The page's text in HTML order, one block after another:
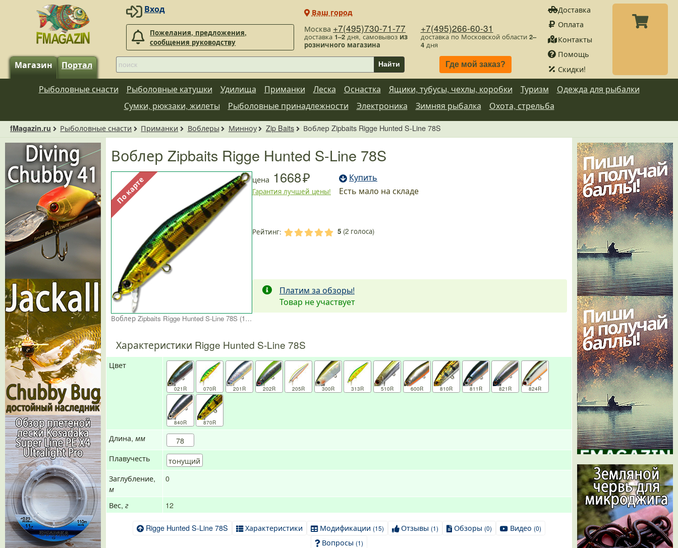
Вход
Пожелания, предложения,
сообщения руководству
Доставка
Оплата
Контакты
Помощь
Скидки!
Москва +7(495)730-71-77
доставка 1–2дня, самовывоз из
розничного магазина
+7(495)266-60-31
доставка по Московской области 2–
4дня
Ваш город
Где мой заказ?
Магазин Портал Найти
Рыболовные снасти Рыболовные катушки Удилища Приманки Леска Оснастка Ящики, тубусы, чехлы, коробки Туризм
Одежда для рыбалки
Сумки, рюкзаки, жилеты
Рыболовные принадлежности Электроника Зимняя рыбалка Охота, стрельба
fMagazin.ru Рыболовные снасти Приманки Воблеры Минноу Zip Baits Воблер Zipbaits Rigge Hunted S-Line 78S
Воблер Zipbaits Rigge Hunted S-Line 78S
По карте
Воблер Zipbaits Rigge Hunted S-Line 78S (12,0г) 870R
цена 1668
Гарантия лучшей цены!
Купить
Есть мало на складе
Рейтинг: 5(2голоса)
Платим за обзоры!
Товар не участвует
Характеристики Rigge Hunted S-Line 78S
Цвет
021R 070R 201R 202R 205R 300R 313R 510R 600R 810R 811R 821R 824R
840R 870R
Длина, мм
78
Плавучесть
тонущий
Заглубление,
м
0
Вес, г 12
Rigge Hunted S-Line 78S Характеристики Модификации (15) Отзывы (1) Обзоры (0) Видео (0)
Вопросы (1)